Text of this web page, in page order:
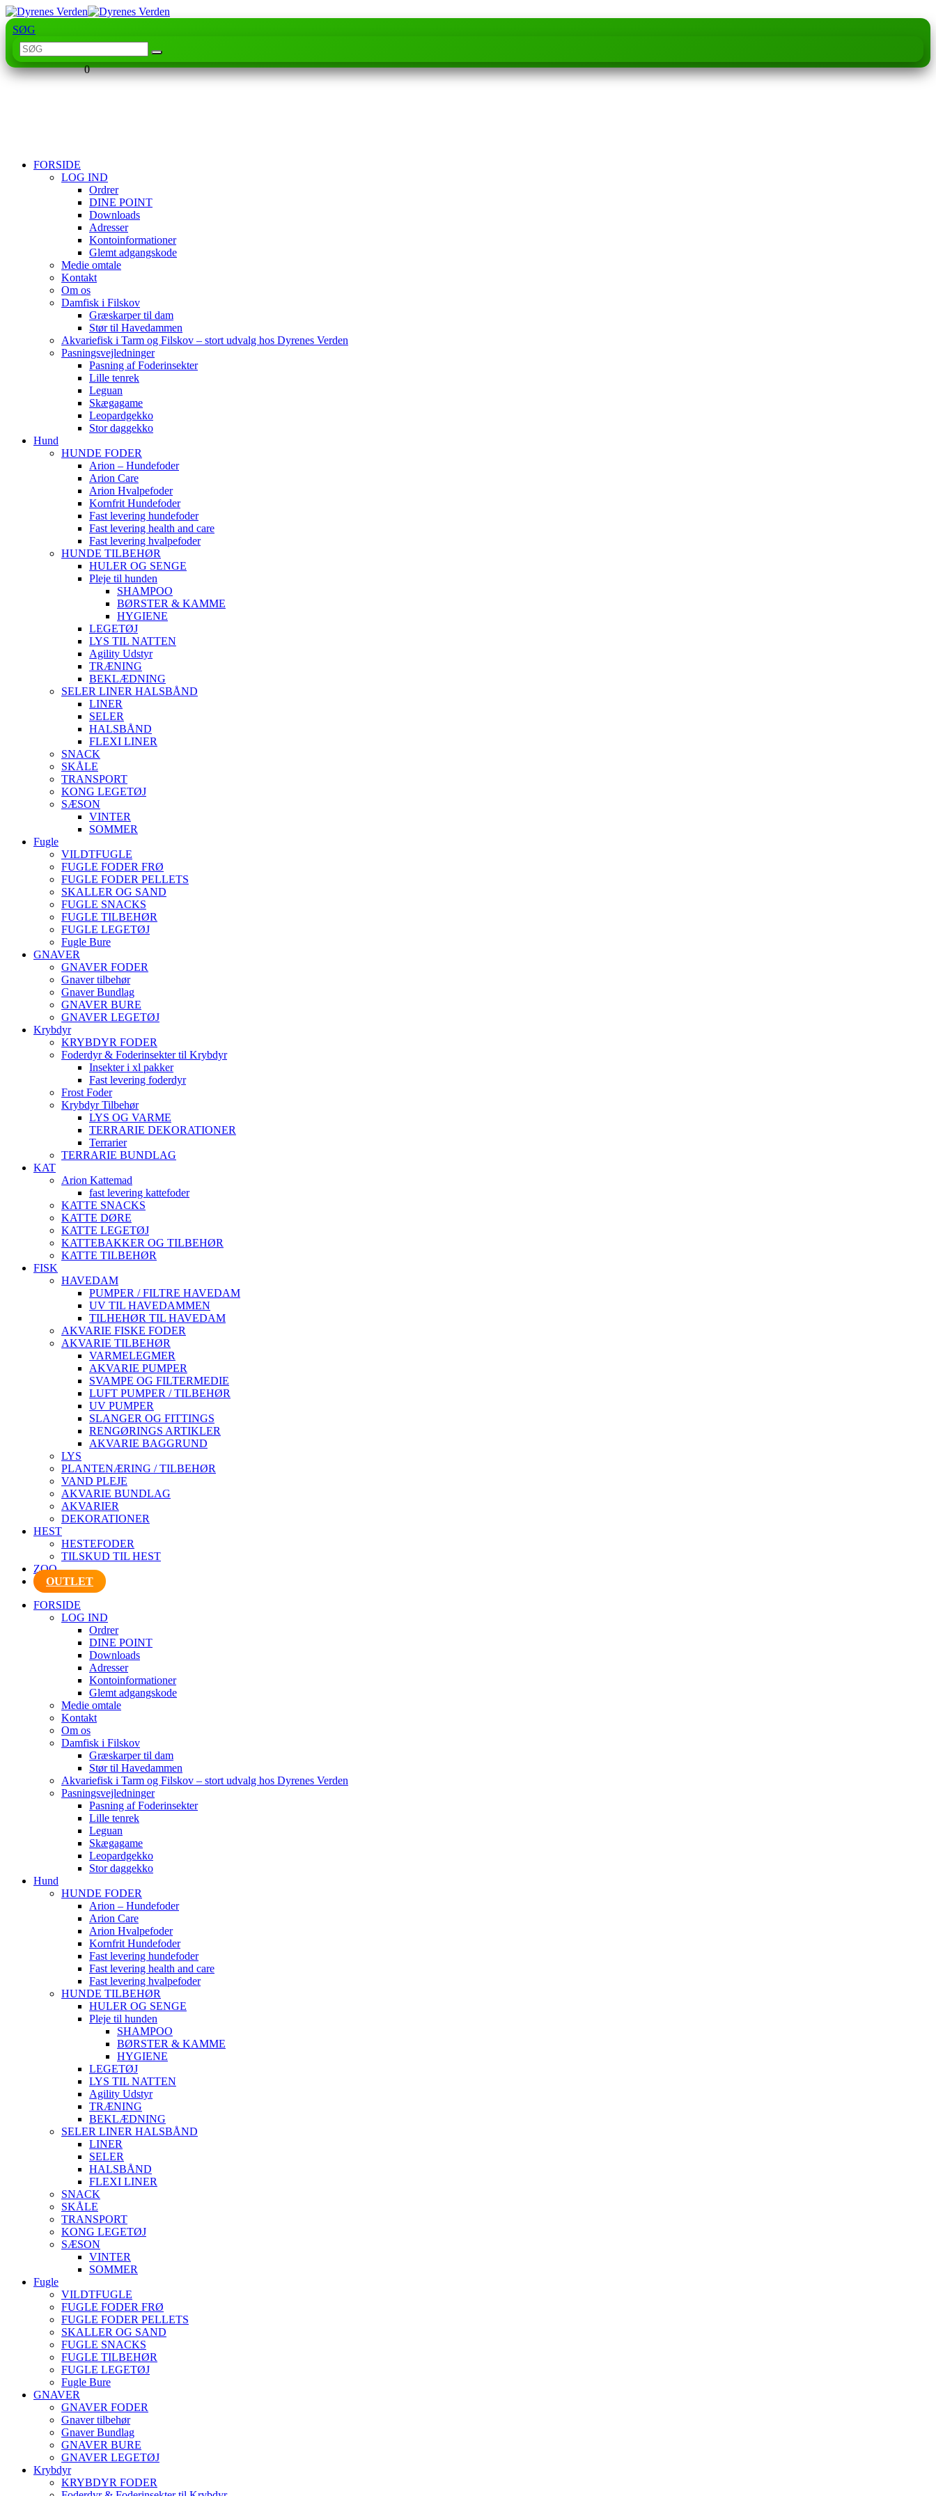
SØG
0
FORSIDE
LOG IND
Ordrer
DINE POINT
Downloads
Adresser
Kontoinformationer
Glemt adgangskode
Medie omtale
Kontakt
Om os
Damfisk i Filskov
Græskarper til dam
Stør til Havedammen
Akvariefisk i Tarm og Filskov – stort udvalg hos Dyrenes Verden
Pasningsvejledninger
Pasning af Foderinsekter
Lille tenrek
Leguan
Skægagame
Leopardgekko
Stor daggekko
Hund
HUNDE FODER
Arion – Hundefoder
Arion Care
Arion Hvalpefoder
Kornfrit Hundefoder
Fast levering hundefoder
Fast levering health and care
Fast levering hvalpefoder
HUNDE TILBEHØR
HULER OG SENGE
Pleje til hunden
SHAMPOO
BØRSTER & KAMME
HYGIENE
LEGETØJ
LYS TIL NATTEN
Agility Udstyr
TRÆNING
BEKLÆDNING
SELER LINER HALSBÅND
LINER
SELER
HALSBÅND
FLEXI LINER
SNACK
SKÅLE
TRANSPORT
KONG LEGETØJ
SÆSON
VINTER
SOMMER
Fugle
VILDTFUGLE
FUGLE FODER FRØ
FUGLE FODER PELLETS
SKALLER OG SAND
FUGLE SNACKS
FUGLE TILBEHØR
FUGLE LEGETØJ
Fugle Bure
GNAVER
GNAVER FODER
Gnaver tilbehør
Gnaver Bundlag
GNAVER BURE
GNAVER LEGETØJ
Krybdyr
KRYBDYR FODER
Foderdyr & Foderinsekter til Krybdyr
Insekter i xl pakker
Fast levering foderdyr
Frost Foder
Krybdyr Tilbehør
LYS OG VARME
TERRARIE DEKORATIONER
Terrarier
TERRARIE BUNDLAG
KAT
Arion Kattemad
fast levering kattefoder
KATTE SNACKS
KATTE DØRE
KATTE LEGETØJ
KATTEBAKKER OG TILBEHØR
KATTE TILBEHØR
FISK
HAVEDAM
PUMPER / FILTRE HAVEDAM
UV TIL HAVEDAMMEN
TILHEHØR TIL HAVEDAM
AKVARIE FISKE FODER
AKVARIE TILBEHØR
VARMELEGMER
AKVARIE PUMPER
SVAMPE OG FILTERMEDIE
LUFT PUMPER / TILBEHØR
UV PUMPER
SLANGER OG FITTINGS
RENGØRINGS ARTIKLER
AKVARIE BAGGRUND
LYS
PLANTENÆRING / TILBEHØR
VAND PLEJE
AKVARIE BUNDLAG
AKVARIER
DEKORATIONER
HEST
HESTEFODER
TILSKUD TIL HEST
ZOO
OUTLET
FORSIDE
LOG IND
Ordrer
DINE POINT
Downloads
Adresser
Kontoinformationer
Glemt adgangskode
Medie omtale
Kontakt
Om os
Damfisk i Filskov
Græskarper til dam
Stør til Havedammen
Akvariefisk i Tarm og Filskov – stort udvalg hos Dyrenes Verden
Pasningsvejledninger
Pasning af Foderinsekter
Lille tenrek
Leguan
Skægagame
Leopardgekko
Stor daggekko
Hund
HUNDE FODER
Arion – Hundefoder
Arion Care
Arion Hvalpefoder
Kornfrit Hundefoder
Fast levering hundefoder
Fast levering health and care
Fast levering hvalpefoder
HUNDE TILBEHØR
HULER OG SENGE
Pleje til hunden
SHAMPOO
BØRSTER & KAMME
HYGIENE
LEGETØJ
LYS TIL NATTEN
Agility Udstyr
TRÆNING
BEKLÆDNING
SELER LINER HALSBÅND
LINER
SELER
HALSBÅND
FLEXI LINER
SNACK
SKÅLE
TRANSPORT
KONG LEGETØJ
SÆSON
VINTER
SOMMER
Fugle
VILDTFUGLE
FUGLE FODER FRØ
FUGLE FODER PELLETS
SKALLER OG SAND
FUGLE SNACKS
FUGLE TILBEHØR
FUGLE LEGETØJ
Fugle Bure
GNAVER
GNAVER FODER
Gnaver tilbehør
Gnaver Bundlag
GNAVER BURE
GNAVER LEGETØJ
Krybdyr
KRYBDYR FODER